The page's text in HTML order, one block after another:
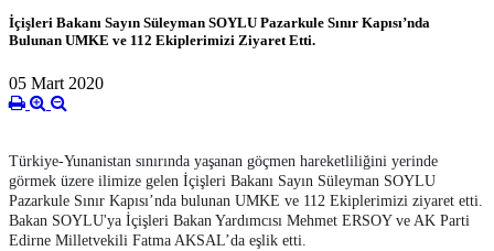
İçişleri Bakanı Sayın Süleyman SOYLU Pazarkule Sınır Kapısı’nda
Bulunan UMKE ve 112 Ekiplerimizi Ziyaret Etti.
05 Mart 2020
Türkiye-Yunanistan sınırında yaşanan göçmen hareketliliğini yerinde
görmek üzere ilimize gelen İçişleri Bakanı Sayın Süleyman SOYLU
Pazarkule Sınır Kapısı’nda bulunan UMKE ve 112 Ekiplerimizi ziyaret etti.
Bakan SOYLU'ya İçişleri Bakan Yardımcısı Mehmet ERSOY ve AK Parti
Edirne Milletvekili Fatma AKSAL’da eşlik etti.